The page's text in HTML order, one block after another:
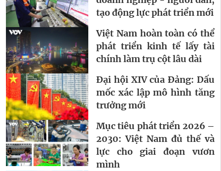
tạo động lực phát triển mới
Việt Nam hoàn toàn có thể
phát triển kinh tế lấy tài
chính làm trụ cột lâu dài
Đại hội XIV của Đảng: Dấu
mốc xác lập mô hình tăng
trưởng mới
Mục tiêu phát triển 2026 –
2030: Việt Nam đủ thế và
lực cho giai đoạn vươn
mình